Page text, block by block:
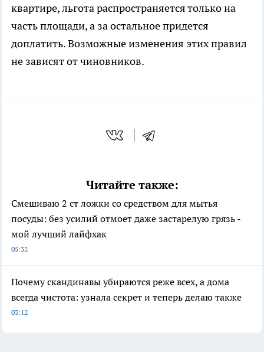
квартире, льгота распространяется только на
часть площади, а за остальное придется
доплатить. Возможные изменения этих правил
не зависят от чиновников.
Читайте также:
Смешиваю 2 ст ложки со средством для мытья
посуды: без усилий отмоет даже застарелую грязь -
мой лучший лайфхак
05:32
Почему скандинавы убираются реже всех, а дома
всегда чистота: узнала секрет и теперь делаю также
03:12